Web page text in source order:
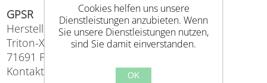
GPSR
Hersteller (EU verantwortlich)
Triton-X, Planckstr. 5,
71691 Freiberg
Kontakt: info@triton-x.de
Cookies helfen uns unsere
Dienstleistungen anzubieten. Wenn
Sie unsere Dienstleistungen nutzen,
sind Sie damit einverstanden.
OK